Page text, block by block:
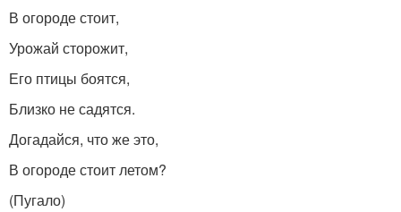
В огороде стоит,
Урожай сторожит,
Его птицы боятся,
Близко не садятся.
Догадайся, что же это,
В огороде стоит летом?
(Пугало)